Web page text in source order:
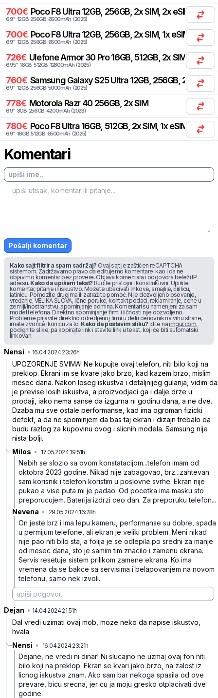
700€ Poco F8 Ultra 12GB, 256GB, 2x SIM, 2x eSIM
6.9" 12GB 256GB 6500mAh (2025)
700€ Poco F8 Ultra 12GB, 256GB, 2x SIM, 1x eSIM
6.9" 12GB 256GB 6500mAh (2025)
726€ UlefoneArmor 30 Pro 16GB, 512GB, 2x SIM
6.95" 16GB 512GB 12800mAh (2025)
760€ Samsung Galaxy S25 Ultra 12GB, 256GB, 2x SIM,
6.9" 12GB 256GB 5000mAh (2025)
778€ Motorola Razr 40 256GB, 2x SIM
6.9" 8GB 256GB 4200mAh (2023)
780€ Poco F8 Ultra 16GB, 512GB, 2x SIM, 1x eSIM
6.9" 16GB 512GB 6500mAh (2025)
Komentari
Pošalji komentar
Kako sajt filtrira spam sadržaj? Ovaj sajt je zaštićen reCAPTCHA
sistemom. Zadržavamo pravo da editujemo komentare, kao i da ne
objavimo komentar bez provere. Objava komentara i odgovora beleži IP
adresu. Kako da upišem tekst? Budite pristojni i konstruktivni. Upišite
komentar, pitanje ili iskustvo. Možete ubacivati linkove, smajlije, ćirilicu,
latinicu. Pomozite drugima ili zatražite pomoć. Nije dozvoljeno psovanje,
vređanje, VELIKA SLOVA, lične poruke, kontakt podaci, reklamiranje, cene u
zemlji/inostranstvu, spominjanje admina. Komentari su namenjeni za sam
model telefona. Direktno spominjanje firmi i ličnosti nije dozvoljeno.
Probleme prijavite direktno odredjenoj firmi u delu cenovnik na vrhu strane,
imate zvonce ikonicu za to. Kako da postavim sliku? Idite na imgur.com,
podignite slike, pa kopirajte link i stavite link u tekst, koji će biti automatski
linkovan.
Nensi • 16.04.2024 23:26h
UPOZORENJE SVIMA! Ne kupujte ovaj telefon, niti bilo koji na
preklop. Ekrani im se kvare jako brzo, kad kazem brzo, mislim
mesec dana. Nakon loseg iskustva i detaljnijeg gulanja, vidim da
je previse losih iskustva, a proizvodjaci ga i dalje drze u
prodaji, iako nema sanse da izgurna ni godinu dana, a ne dve.
Dzaba mu sve ostale performanse, kad ima ogroman fizicki
defekt, a da ne spominjem da bas taj ekran i dizajn trebalo da
budu razlog za kupovinu ovog i slicnih modela. Samsung nije
nista bolji.
Milos • 17.05.2024 19:51h
Nebih se slozio sa ovom konstatacijom...telefon imam od
oktobra 2023 godine. Nikad nije zabagovao, brz...zahtevan
sam korisnik i telefon koristim u poslovne svrhe. Ekran nije
pukao a vise puta mi je padao. Od pocetka ima masku sto
preporucujem. Baterija izdrzi ceo dan. Za preporuku telefon...
Nevena • 29.05.2024 16:28h
On jeste brz i ima lepu kameru, performanse su dobre, spada
u permijum telefone, ali ekran je veliki problem. Meni nikad
nije pao niti bilo sta, a folija je se odlepila po sredni za manje
od mesec dana, sto je samim tim znacilo i zamenu ekrana.
Servis resetuje sistem prilikom zamene ekrana. Ko ima
vremena da se bakce sa servisima i belapovanjem na novom
telefonu, samo nek izvoli.
Dejan • 14.04.2024 21:51h
Dal vredi uzimati ovaj mob, moze neko da napise iskustvo,
hvala
Nensi • 16.04.2024 23:21h
Dejane, ne vredi ni dinar! Ni slucajno ne uzmaj ovaj fon niti
bilo koji na preklop. Ekran se kvari jako brzo, na zalost iz
licnog iskustva znam. Ako sam bar nekoga spasila od ove
prevare, bicu srecna, jer cu ja moju gresko otplacivati dve
godine.